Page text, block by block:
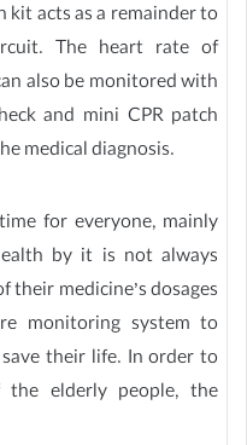
kit acts as a remainder to
The heart rate of
also be monitored with
and mini CPR patch
medical diagnosis.
for everyone, mainly
by it is not always
medicine’s dosages
monitoring system to
their life. In order to
elderly people, the